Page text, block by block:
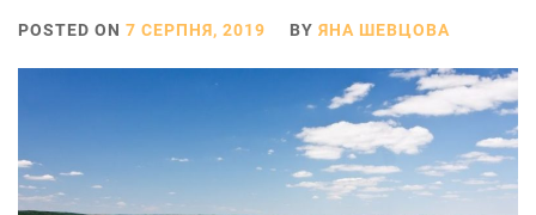
POSTED ON 7 СЕРПНЯ, 2019 BY ЯНА ШЕВЦОВА